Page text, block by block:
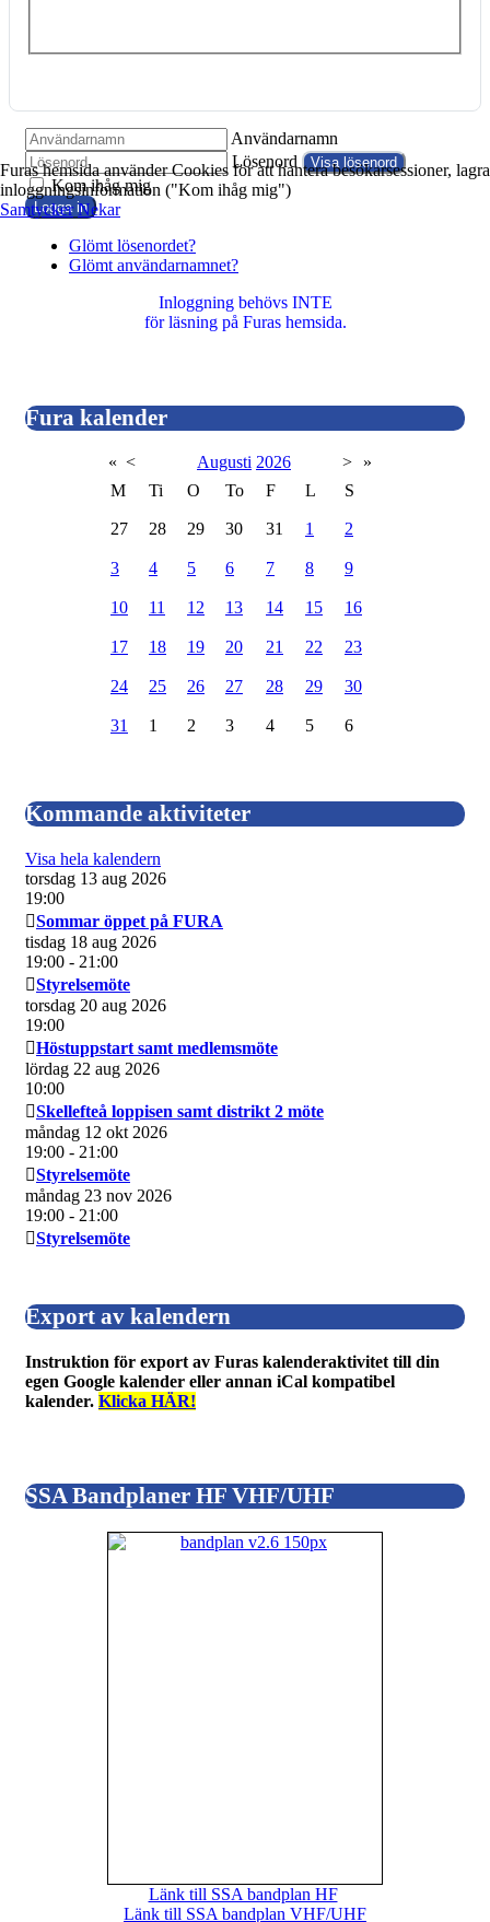
Användarnamn
Lösenord
Visa lösenord
Kom ihåg mig
Logga in
Glömt lösenordet?
Glömt användarnamnet?
Inloggning behövs INTE
för läsning på Furas hemsida.
Fura kalender
« < Augusti 2026 >
»
M
Ti O To F L S
27 28 29 30 31 1 2
3 4 5 6 7 8 9
10 11 12 13 14 15 16
17 18 19 20 21 22 23
24 25 26 27 28 29 30
31 1 2 3 4 5 6
Kommande aktiviteter
Visa hela kalendern
torsdag 13 aug 2026
19:00
Sommar öppet på FURA
tisdag 18 aug 2026
19:00 - 21:00
Styrelsemöte
torsdag 20 aug 2026
19:00
Höstuppstart samt medlemsmöte
lördag 22 aug 2026
10:00
Skellefteå loppisen samt distrikt 2 möte
måndag 12 okt 2026
19:00 - 21:00
Styrelsemöte
måndag 23 nov 2026
19:00 - 21:00
Styrelsemöte
Export av kalendern
Instruktion för export av Furas kalenderaktivitet till din
egen Google kalender eller annan iCal kompatibel
kalender. Klicka HÄR!
SSA Bandplaner HF VHF/UHF
Länk till SSA bandplan HF
Länk till SSA bandplan VHF/UHF
Furas hemsida använder Cookies för att hantera besökarsessioner, lagra
inloggningsinformation ("Kom ihåg mig")
Samtycker Nekar